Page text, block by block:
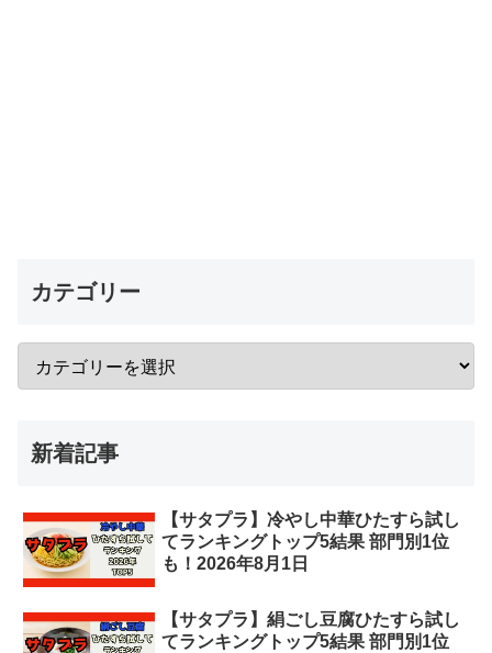
カテゴリー
新着記事
【サタプラ】冷やし中華ひたすら試し
てランキングトップ5結果 部門別1位
も！2026年8月1日
【サタプラ】絹ごし豆腐ひたすら試し
てランキングトップ5結果 部門別1位